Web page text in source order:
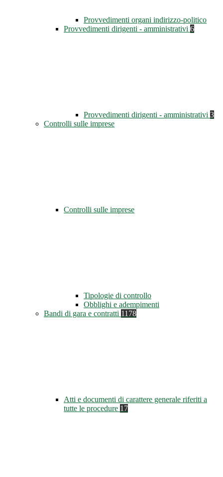
Provvedimenti organi indirizzo-politico
Provvedimenti dirigenti - amministrativi 6
Provvedimenti dirigenti - amministrativi 3
Controlli sulle imprese
Controlli sulle imprese
Tipologie di controllo
Obblighi e adempimenti
Bandi di gara e contratti 1178
Atti e documenti di carattere generale riferiti a
tutte le procedure 17